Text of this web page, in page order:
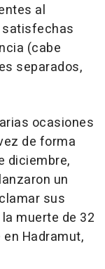
al
satisfechas
(cabe
separados,
ocasiones
de forma
diciembre,
un
sus
muerte de 32
Hadramut,